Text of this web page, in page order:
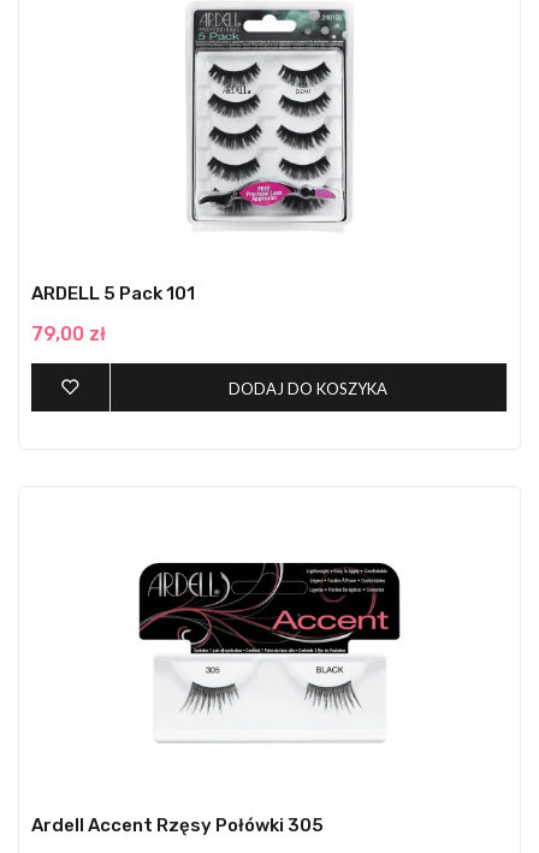
ARDELL 5 Pack 101
79,00 zł
DODAJ DO KOSZYKA
Ardell Accent Rzęsy Połówki 305